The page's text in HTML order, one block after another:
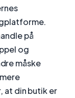
på
og
måske
at din butik er